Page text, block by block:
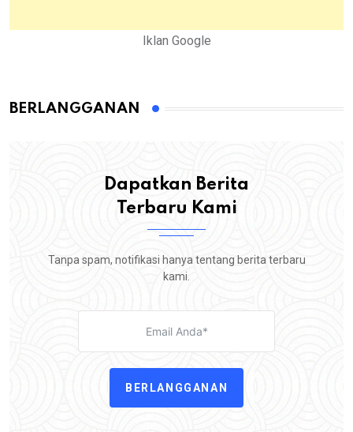
Iklan Google
BERLANGGANAN
Dapatkan Berita
Terbaru Kami
Tanpa spam, notifikasi hanya tentang berita terbaru
kami.
BERLANGGANAN